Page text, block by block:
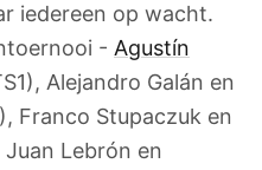
iedereen op wacht.
- Agustín
Alejandro Galán en
Franco Stupaczuk en
Juan Lebrón en